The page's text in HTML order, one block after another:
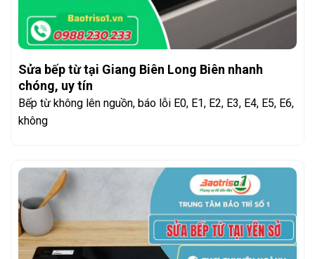
Sửa bếp từ tại Giang Biên Long Biên nhanh
chóng, uy tín
Bếp từ không lên nguồn, báo lỗi E0, E1, E2, E3, E4, E5, E6,
không